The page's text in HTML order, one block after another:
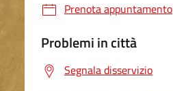
Prenota appuntamento
Problemi in città
Segnala disservizio